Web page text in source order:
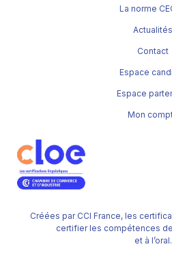
Créées par CCI France, les
certifier les compétences de
et à l’oral.
La norme
Actualités
Contact
Espace
Espace
Mon